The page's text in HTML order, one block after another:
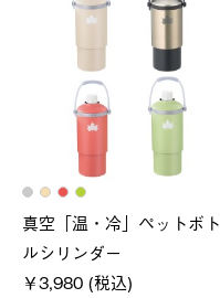
真空「温・冷」ペットボト
ルシリンダー
￥3,980 (税込)